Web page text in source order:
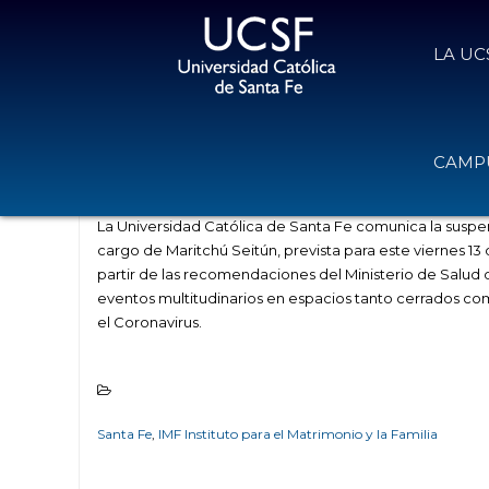
LA
La Universidad Católica de Santa Fe comunica la
cargo de Maritchú Seitún, prevista para este viernes 13
partir de las recomendaciones del Ministerio de Salud
eventos multitudinarios en espacios tanto cerrados
el Coronavirus.
Santa Fe, IMF Instituto para el Matrimonio y la Familia